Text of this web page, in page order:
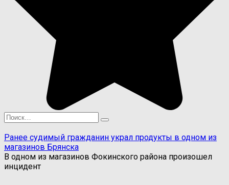
Search
for:
Ранее судимый гражданин украл продукты в одном из
магазинов Брянска
В одном из магазинов Фокинского района произошел
инцидент